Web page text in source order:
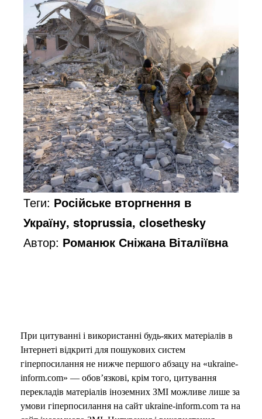
Теги: Російське вторгнення в
Україну, stoprussia, closethesky
Автор: Романюк Сніжана Віталіївна
При цитуванні і використанні будь-яких матеріалів в
Інтернеті відкриті для пошукових систем
гіперпосилання не нижче першого абзацу на «ukraine-
inform.com» — обов’язкові, крім того, цитування
перекладів матеріалів іноземних ЗМІ можливе лише за
умови гіперпосилання на сайт ukraine-inform.com та на